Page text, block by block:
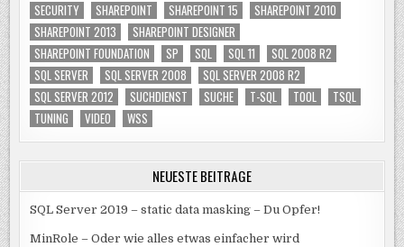
SECURITY
SHAREPOINT SHAREPOINT 15
SHAREPOINT 2010
SHAREPOINT 2013
SHAREPOINT DESIGNER
SHAREPOINT FOUNDATION
SP SQL SQL 11
SQL 2008 R2
SQL SERVER
SQL SERVER 2008
SQL SERVER 2008 R2
SQL SERVER 2012
SUCHDIENST SUCHE T-SQL TOOL
TSQL
TUNING
VIDEO WSS
NEUESTE BEITRÄGE
SQL Server 2019 – static data masking – Du Opfer!
MinRole – Oder wie alles etwas einfacher wird